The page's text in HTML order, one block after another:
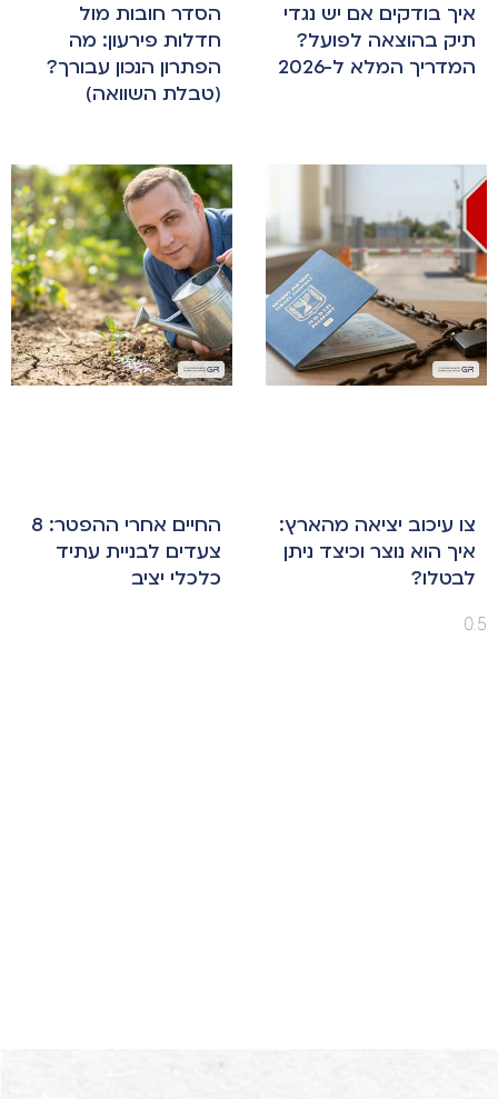
איך בודקים אם יש נגדי
תיק בהוצאה לפועל?
המדריך המלא ל-2026
הסדר חובות מול
חדלות פירעון: מה
הפתרון הנכון עבורך?
(טבלת השוואה)
צו עיכוב יציאה מהארץ:
איך הוא נוצר וכיצד ניתן
לבטלו?
החיים אחרי ההפטר: 8
צעדים לבניית עתיד
כלכלי יציב